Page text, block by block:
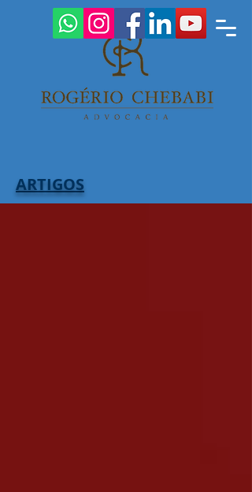
ARTIGOS